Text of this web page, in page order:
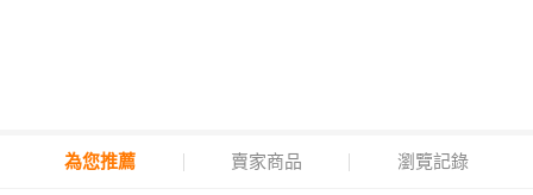
為您推薦 賣家商品 瀏覽記錄